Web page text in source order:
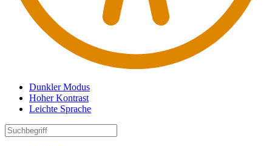
Dunkler Modus
Hoher Kontrast
Leichte Sprache